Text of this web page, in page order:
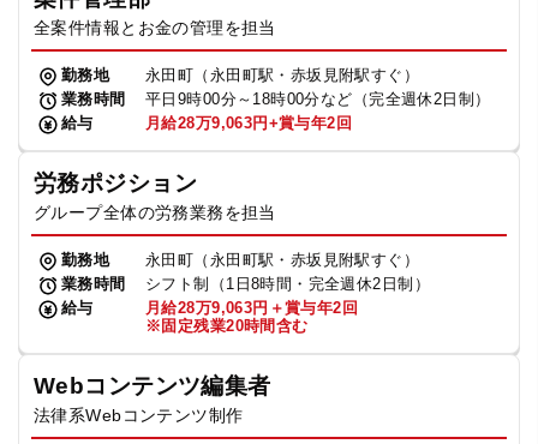
全案件情報とお金の管理を担当
勤務地
永田町（永田町駅・赤坂見附駅すぐ）
業務時間
平日9時00分～18時00分など（完全週休2日制）
給与
月給28万9,063円+賞与年2回
労務ポジション
グループ全体の労務業務を担当
勤務地
永田町（永田町駅・赤坂見附駅すぐ）
業務時間
シフト制（1日8時間・完全週休2日制）
給与
月給28万9,063円＋賞与年2回
※固定残業20時間含む
Webコンテンツ編集者
法律系Webコンテンツ制作